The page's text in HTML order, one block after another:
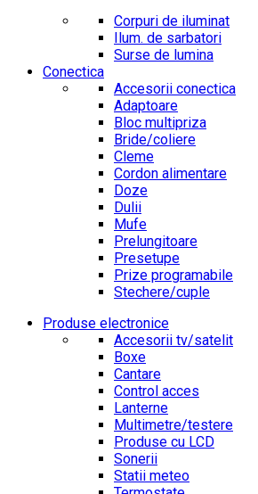
Corpuri de iluminat
Ilum. de sarbatori
Surse de lumina
Conectica
Accesorii conectica
Adaptoare
Bloc multipriza
Bride/coliere
Cleme
Cordon alimentare
Doze
Dulii
Mufe
Prelungitoare
Presetupe
Prize programabile
Stechere/cuple
Produse electronice
Accesorii tv/satelit
Boxe
Cantare
Control acces
Lanterne
Multimetre/testere
Produse cu LCD
Sonerii
Statii meteo